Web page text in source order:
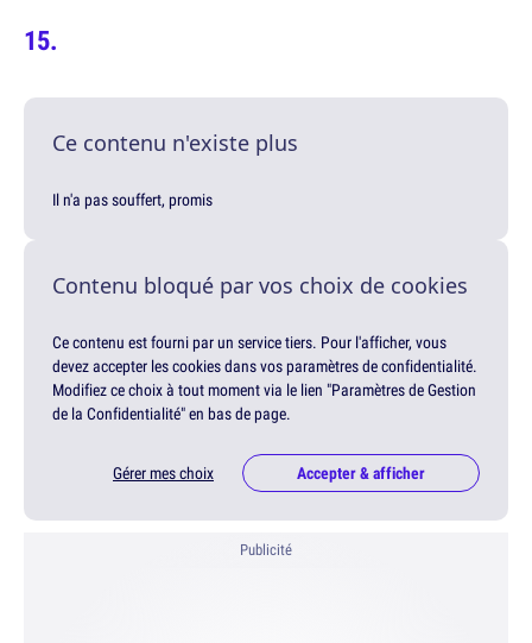
Ce contenu n'existe plus
Il n'a pas souffert, promis
Contenu bloqué par vos choix de cookies
Ce contenu est fourni par un service tiers. Pour l'afficher, vous
devez accepter les cookies dans vos paramètres de confidentialité.
Modifiez ce choix à tout moment via le lien "Paramètres de Gestion
de la Confidentialité" en bas de page.
Gérer mes choix Accepter & afficher
Publicité